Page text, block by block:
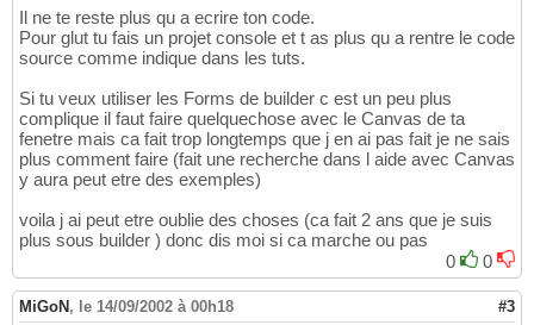
Il ne te reste plus qu a ecrire ton code.
Pour glut tu fais un projet console et t as plus qu a rentre le code
source comme indique dans les tuts.
Si tu veux utiliser les Forms de builder c est un peu plus
complique il faut faire quelquechose avec le Canvas de ta
fenetre mais ca fait trop longtemps que j en ai pas fait je ne sais
plus comment faire (fait une recherche dans l aide avec Canvas
y aura peut etre des exemples)
voila j ai peut etre oublie des choses (ca fait 2 ans que je suis
plus sous builder ) donc dis moi si ca marche ou pas
0
0
MiGoN , le 14/09/2002 à 00h18 #3